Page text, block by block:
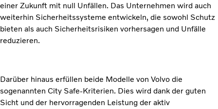
einer Zukunft mit null Unfällen. Das Unternehmen wird auch
weiterhin Sicherheitssysteme entwickeln, die sowohl Schutz
bieten als auch Sicherheitsrisiken vorhersagen und Unfälle
reduzieren.
Darüber hinaus erfüllen beide Modelle von Volvo die
sogenannten City Safe-Kriterien. Dies wird dank der guten
Sicht und der hervorragenden Leistung der aktiv